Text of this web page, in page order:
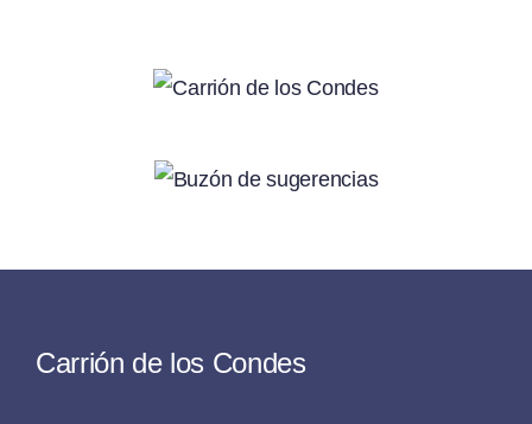
Carrión de los Condes